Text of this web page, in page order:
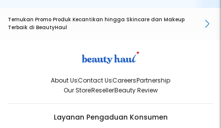
Temukan Promo Produk Kecantikan hingga Skincare dan Makeup
Terbaik di BeautyHaul
About UsContact UsCareersPartnership
Our StoreResellerBeauty Review
Layanan Pengaduan Konsumen